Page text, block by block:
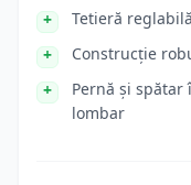
Tetieră
Construcție
Pernă și
lombar